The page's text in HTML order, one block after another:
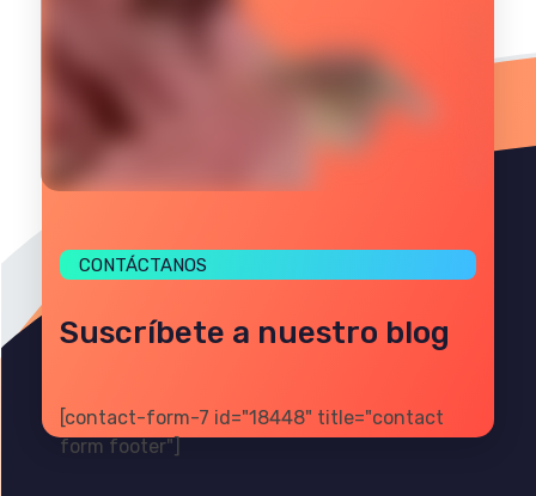
CONTÁCTANOS
Suscríbete a nuestro blog
[contact-form-7 id="18448" title="contact
form footer"]